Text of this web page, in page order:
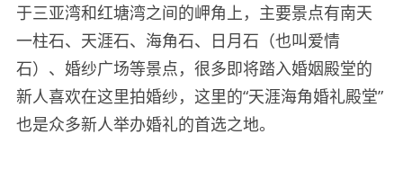
于三亚湾和红塘湾之间的岬角上，主要景点有南天
一柱石、天涯石、海角石、日月石（也叫爱情
石）、婚纱广场等景点，很多即将踏入婚姻殿堂的
新人喜欢在这里拍婚纱，这里的“天涯海角婚礼殿堂”
也是众多新人举办婚礼的首选之地。